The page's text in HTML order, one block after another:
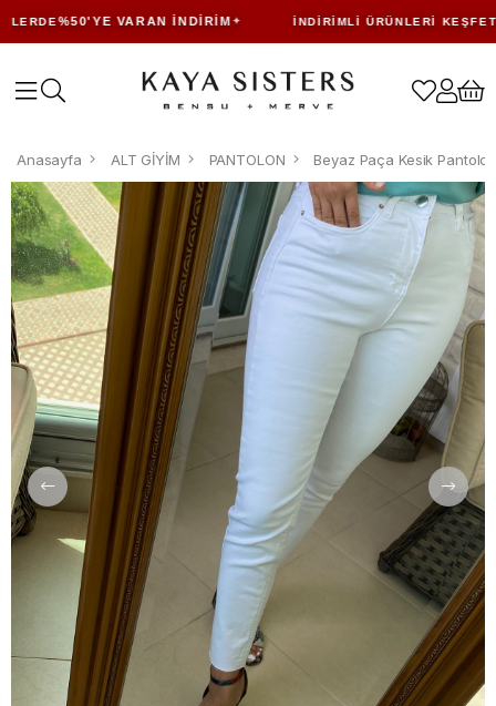
%50'YE VARAN İNDIRIM İNDIRIMLI ÜRÜNLERI KEŞFET
Anasayfa ALT GİYİM PANTOLON Beyaz Paça Kesik